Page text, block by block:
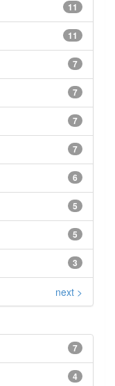
11
11
7
7
7
7
6
5
5
3
next >
7
4